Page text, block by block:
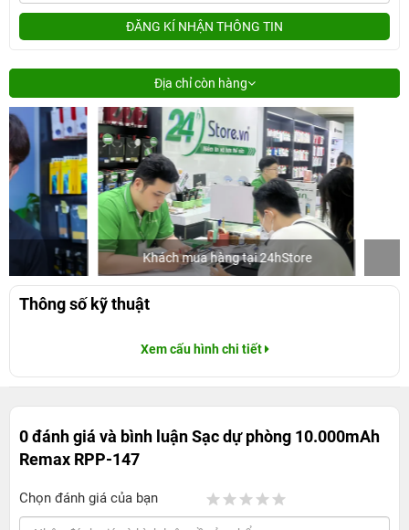
ĐĂNG KÍ NHẬN THÔNG TIN
Địa chỉ còn hàng
Khách mua hàng tại 24hStore
Thông số kỹ thuật
Xem cấu hình chi tiết
0 đánh giá và bình luậnSạc dự phòng 10.000mAh
Remax RPP-147
Chọn đánh giá của bạn